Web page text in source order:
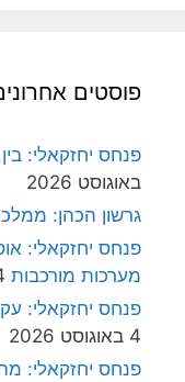
פוסטים
פנחס יחזקאלי:
באוגוסט 2026
גרשון הכהן:
פנחס יחזקאלי:
מערכות מורכבות 4
פנחס יחזקאלי:
4 באוגוסט 2026
פנחס יחזקאלי: